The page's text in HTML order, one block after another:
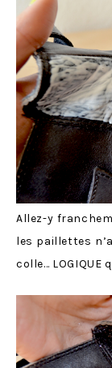
Allez-y
les paillettes
colle… LOGIQUE